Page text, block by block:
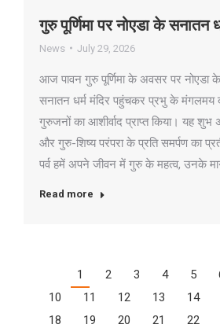
गुरु पूर्णिमा पर नोएडा के सनातन
News July 29, 2026
आज पावन गुरु पूर्णिमा के अवसर पर नोएडा
सनातन धर्म मंदिर पहुंचकर प्रभु के मंगलमय
गुरुजनों का आशीर्वाद प्राप्त किया। यह शुभ
और गुरु-शिष्य परंपरा के प्रति समर्पण का
पर्व हमें अपने जीवन में गुरु के महत्व, उनके
Read more
1 2 3 4 5
10
11 12 13 14
18
19 20 21 22